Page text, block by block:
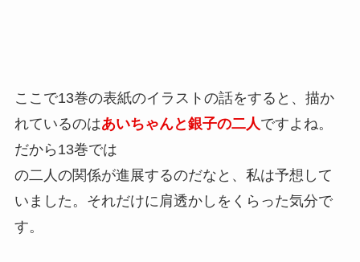
ここで13巻の表紙のイラストの話をすると、描か
れているのはあいちゃんと銀子の二人ですよね。
だから13巻では
の二人の関係が進展するのだなと、私は予想して
いました。それだけに肩透かしをくらった気分で
す。